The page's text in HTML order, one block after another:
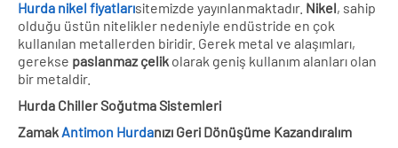
Hurda nikel fiyatlarısitemizde yayınlanmaktadır. Nikel, sahip
olduğu üstün nitelikler nedeniyle endüstride en çok
kullanılan metallerden biridir. Gerek metal ve alaşımları,
gerekse paslanmaz çelik olarak geniş kullanım alanları olan
bir metaldir.
Hurda Chiller Soğutma Sistemleri
ZamakAntimon Hurdanızı Geri Dönüşüme Kazandıralım